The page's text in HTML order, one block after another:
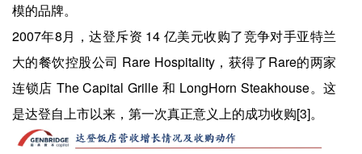
模的品牌。
2007年8月，达登斥资 14 亿美元收购了竞争对手亚特兰
大的餐饮控股公司 Rare Hospitality，获得了Rare的两家
连锁店 The Capital Grille 和 LongHorn Steakhouse。这
是达登自上市以来，第一次真正意义上的成功收购[3]。